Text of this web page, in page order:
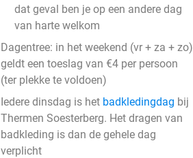
dat geval ben je op een andere dag
van harte welkom
Dagentree: in het weekend (vr + za + zo)
geldt een toeslag van €4 per persoon
(ter plekke te voldoen)
Iedere dinsdag is het badkledingdag bij
Thermen Soesterberg. Het dragen van
badkleding is dan de gehele dag
verplicht